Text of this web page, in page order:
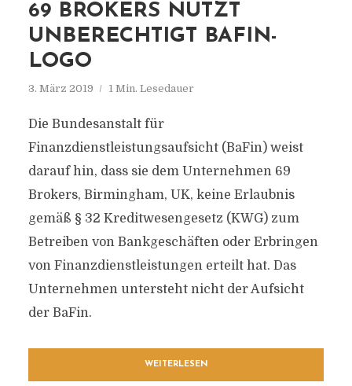
69 BROKERS NUTZT
UNBERECHTIGT BAFIN-
LOGO
3. März 2019 1 Min. Lesedauer
Die Bundesanstalt für
Finanzdienstleistungsaufsicht (BaFin) weist
darauf hin, dass sie dem Unternehmen 69
Brokers, Birmingham, UK, keine Erlaubnis
gemäß § 32 Kreditwesengesetz (KWG) zum
Betreiben von Bankgeschäften oder Erbringen
von Finanzdienstleistungen erteilt hat. Das
Unternehmen untersteht nicht der Aufsicht
der BaFin.
WEITERLESEN